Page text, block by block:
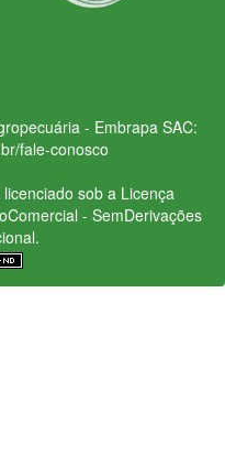
- Embrapa SAC:
fale-conosco
sob a Licença
- SemDerivações